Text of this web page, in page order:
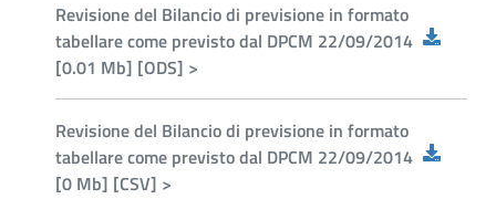
Revisione del Bilancio di previsione in formato
tabellare come previsto dal DPCM 22/09/2014
[0.01 Mb] [ODS] >
Revisione del Bilancio di previsione in formato
tabellare come previsto dal DPCM 22/09/2014
[0 Mb] [CSV] >